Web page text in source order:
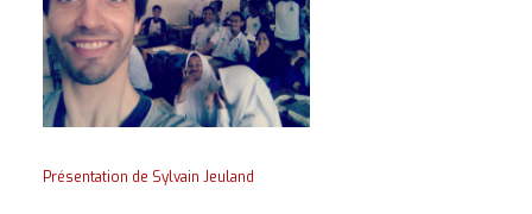
Présentation de Sylvain Jeuland